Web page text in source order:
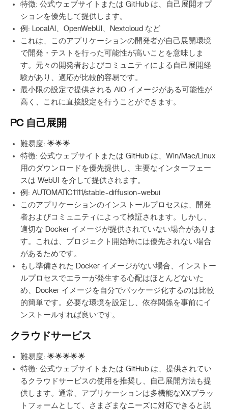
特徴: 公式ウェブサイトまたは GitHub は、自己展開オプ
ションを優先して提供します。
例: LocalAI、OpenWebUI、Nextcloud など
これは、このアプリケーションの開発者が自己展開環境
で開発・テストを行った可能性が高いことを意味しま
す。元々の開発者およびコミュニティによる自己展開経
験があり、適応が比較的容易です。
最小限の設定で提供される AIO イメージがある可能性が
高く、これに直接設定を行うことができます。
PC 自己展開
難易度: 🌟🌟🌟
特徴: 公式ウェブサイトまたは GitHub は、Win/Mac/Linux
用のダウンロードを優先提供し、主要なインターフェー
スは WebUI を介して提供されます。
例: AUTOMATIC1111/stable-diffusion-webui
このアプリケーションのインストールプロセスは、開発
者およびコミュニティによって検証されます。しかし、
適切な Docker イメージが提供されていない場合がありま
す。これは、プロジェクト開始時には優先されない場合
があるためです。
もし準備された Docker イメージがない場合、インストー
ルプロセスでエラーが発生する心配はほとんどないた
め、Docker イメージを自分でパッケージ化するのは比較
的簡単です。必要な環境を設定し、依存関係を事前にイ
ンストールすれば良いです。
クラウドサービス
難易度: 🌟🌟🌟🌟🌟
特徴: 公式ウェブサイトまたは GitHub は、提供されてい
るクラウドサービスの使用を推奨し、自己展開方法も提
供します。通常、アプリケーションは多機能なXXプラッ
トフォームとして、さまざまなニーズに対応できると説